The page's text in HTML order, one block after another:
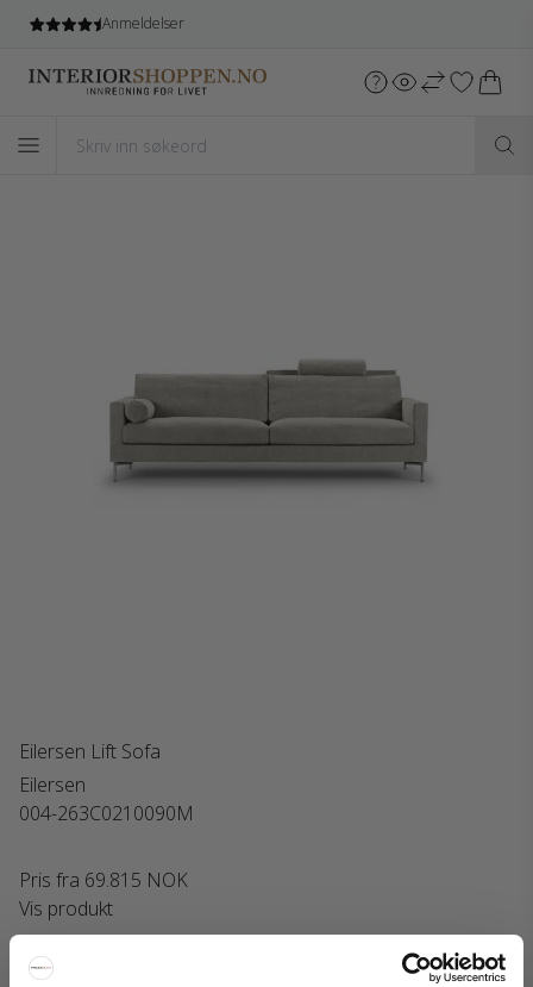
Anmeldelser
Eilersen Lift Sofa
Eilersen
004-263C0210090M
Pris fra 69.815 NOK
Vis produkt